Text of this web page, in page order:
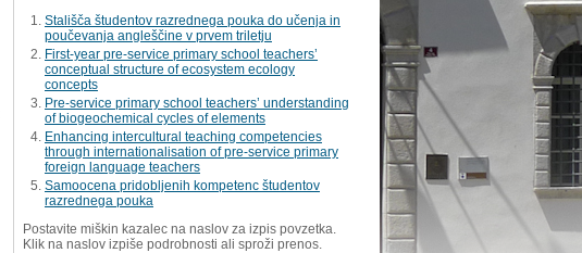
Stališča študentov razrednega pouka do učenja in
poučevanja angleščine v prvem triletju
First-year pre-service primary school teachers’
conceptual structure of ecosystem ecology
concepts
Pre-service primary school teachers’ understanding
of biogeochemical cycles of elements
Enhancing intercultural teaching competencies
through internationalisation of pre-service primary
foreign language teachers
Samoocena pridobljenih kompetenc študentov
razrednega pouka
Postavite miškin kazalec na naslov za izpis povzetka.
Klik na naslov izpiše podrobnosti ali sproži prenos.